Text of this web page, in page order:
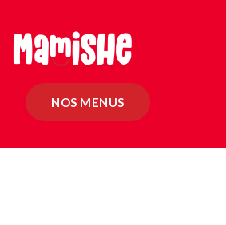
NOS MENUS